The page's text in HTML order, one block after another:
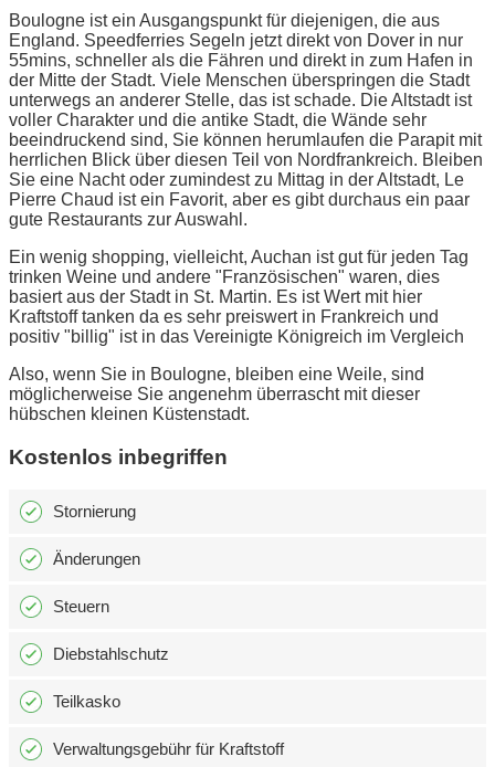
Boulogne ist ein Ausgangspunkt für diejenigen, die aus
England. Speedferries Segeln jetzt direkt von Dover in nur
55mins, schneller als die Fähren und direkt in zum Hafen in
der Mitte der Stadt. Viele Menschen überspringen die Stadt
unterwegs an anderer Stelle, das ist schade. Die Altstadt ist
voller Charakter und die antike Stadt, die Wände sehr
beeindruckend sind, Sie können herumlaufen die Parapit mit
herrlichen Blick über diesen Teil von Nordfrankreich. Bleiben
Sie eine Nacht oder zumindest zu Mittag in der Altstadt, Le
Pierre Chaud ist ein Favorit, aber es gibt durchaus ein paar
gute Restaurants zur Auswahl.
Ein wenig shopping, vielleicht, Auchan ist gut für jeden Tag
trinken Weine und andere "Französischen" waren, dies
basiert aus der Stadt in St. Martin. Es ist Wert mit hier
Kraftstoff tanken da es sehr preiswert in Frankreich und
positiv "billig" ist in das Vereinigte Königreich im Vergleich
Also, wenn Sie in Boulogne, bleiben eine Weile, sind
möglicherweise Sie angenehm überrascht mit dieser
hübschen kleinen Küstenstadt.
Kostenlos inbegriffen
Stornierung
Änderungen
Steuern
Diebstahlschutz
Teilkasko
Verwaltungsgebühr für Kraftstoff